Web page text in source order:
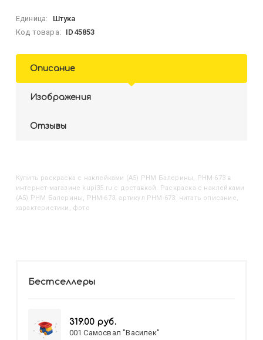
Единица:
Штука
Код товара:
ID45853
Описание
Изображения
Отзывы
Купить Раскраска с наклейками (А5) РНМ Балерины, РНМ-673 в
интернет-магазине kupi35.ru с доставкой. Раскраска с наклейками
(А5) РНМ Балерины, РНМ-673, артикул РНМ-673: читать описание,
характеристики, фото
Бестселлеры
319.00 руб.
001 Самосвал "Василек"